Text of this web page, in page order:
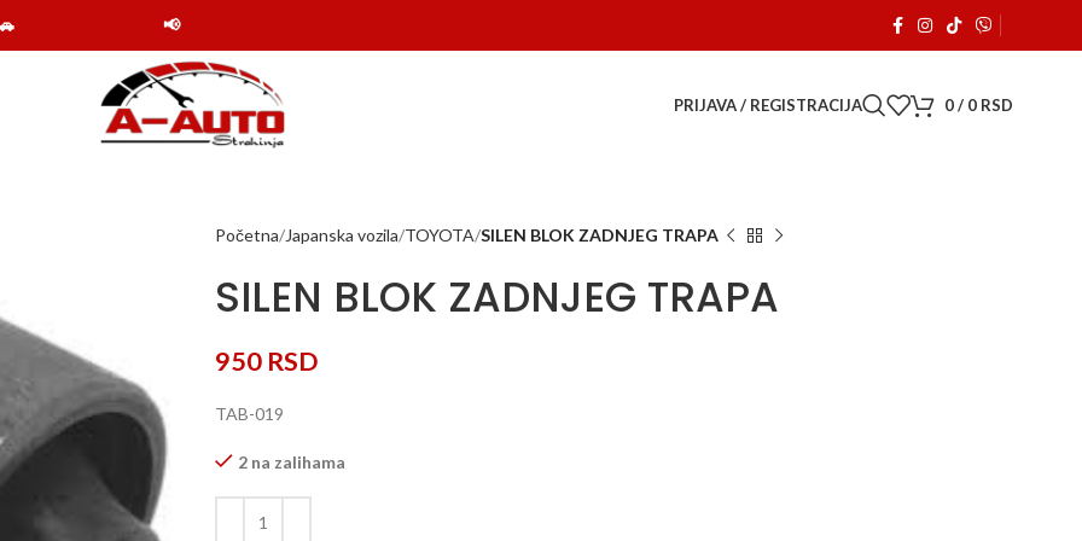
📢 Obaveštenje: Online shop Auto delovi Strahinja je počeo sa radom. 🚗
PRIJAVA / REGISTRACIJA 0/ 0 RSD
Početna Japanska vozila TOYOTA SILEN BLOK ZADNJEG TRAPA
SILEN BLOK ZADNJEG TRAPA
950 RSD
TAB-019
2 na zalihama